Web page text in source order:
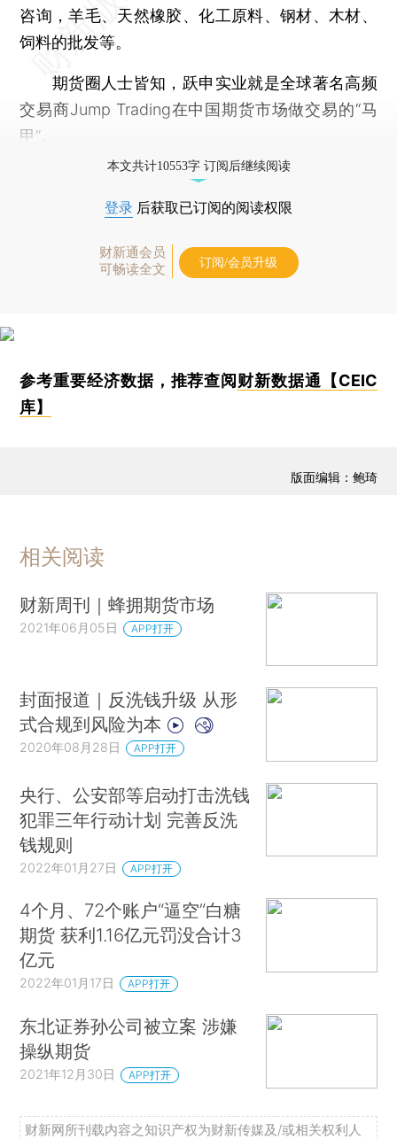
咨询，羊毛、天然橡胶、化工原料、钢材、木材、
饲料的批发等。
期货圈人士皆知，跃申实业就是全球著名高频
交易商Jump Trading在中国期货市场做交易的“马
甲”。
本文共计10553字 订阅后继续阅读
登录 后获取已订阅的阅读权限
财新通会员
可畅读全文
订阅/会员升级
参考重要经济数据，推荐查阅 财新数据通【CEIC
库】
版面编辑：鲍琦
相关阅读
财新周刊｜蜂拥期货市场
2021年06月05日 APP打开
封面报道｜反洗钱升级 从形
式合规到风险为本
2020年08月28日 APP打开
央行、公安部等启动打击洗钱
犯罪三年行动计划 完善反洗
钱规则
2022年01月27日 APP打开
4个月、72个账户“逼空”白糖
期货 获利1.16亿元罚没合计3
亿元
2022年01月17日 APP打开
东北证券孙公司被立案 涉嫌
操纵期货
2021年12月30日 APP打开
财新网所刊载内容之知识产权为财新传媒及/或相关权利人